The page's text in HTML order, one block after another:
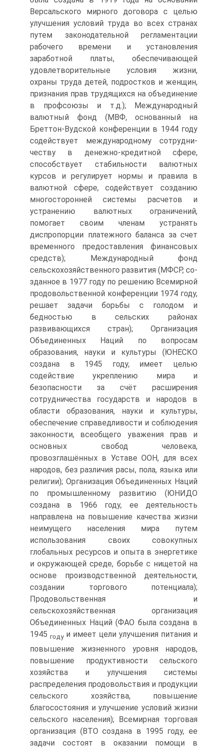
Версальского мирного договора с целью
улучшения усло­вий труда во всех странах
путем законодательной регламента­ции
рабочего времени и установления
заработной платы, обеспечивающей
удовлетворительные условия жизни,
охраны труда детей, подростков и женщин,
признания прав трудя­щихся на объединение
в профсоюзы и т.д.); Международный
валютный фонд (МВФ, основанный на
Бреттон-Вудской кон­ференции в 1944 году
содействует международному сотрудни­
честву в денежно-кредитной сфере,
способствует стабильности валютных
курсов и регулирует нормы и правила в
валютной сфере, содействует созданию
многосторонней системы расче­тов и
устранению валютных ограничений,
помогает своим членам устранять
диспропорции платежного баланса за счет
временного предоставления финансовых
средств); Междуна­родный фонд
сельскохозяйственного развития (МФСР, со­
зданное в 1977 году по решению Всемирной
продовольствен­ной конференции 1974 году,
решает задачи борьбы с голодом и
бедностью в сельских районах
развивающихся стран); Орга­низация
Объединенных Наций по вопросам
образования, науки и культуры (ЮНЕСКО
создана в 1945 году, имеет целью
содействие укреплению мира и
безопасности за счёт расшире­ния
сотрудничества государств и народов в
области образова­ния, науки и культуры,
обеспечение справедливости и соблю­дения
законности, всеобщего уважения прав и
основных сво­бод человека,
провозглашённых в Уставе ООН, для всех
наро­дов, без различия расы, пола, языка или
религии); Организа­ция Объединенных Наций
по промышленному развитию (ЮНИДО
создана в 1966 году, ее деятельность
направлена на повышение качества жизни
неимущего населения мира путем
использования своих совокупных
глобальных ресурсов и опы­та в энергетике
и окружающей среде, борьбе с нищетой на
ос­нове производственной деятельности,
создании торгового по­тенциала);
Продовольственная и
сельскохозяйственная орга­низация
Объединенных Наций (ФАО была создана в
1945 годуи имеет цели улучшения питания и
повышение жизненного уровня народов,
повышение продуктивности сельского
хозяй­ства и улучшения системы
распределения продовольствия и продукции
сельского хозяйства, повышение
благосостояния и улучшение условий жизни
сельского населения); Всемирная торговая
организация (ВТО создана в 1995 году, ее
задачи со­стоят в оказании помощи в